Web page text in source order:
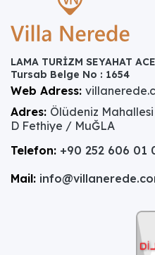
LAMA TURİZM SEYAHAT
Tursab Belge No : 1654
Web Adress:
Adres: Ölüdeniz
D Fethiye / MuĞLA
Telefon: +90 252 606 01
Mail: